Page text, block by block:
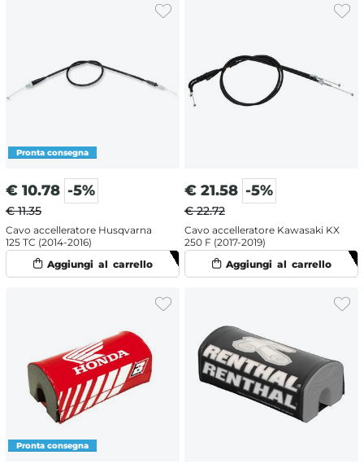
€ 10.78 -5%
€ 11.35
Cavo accelleratore Husqvarna
125 TC (2014-2016)
€ 21.58 -5%
€ 22.72
Cavo accelleratore Kawasaki KX
250 F (2017-2019)